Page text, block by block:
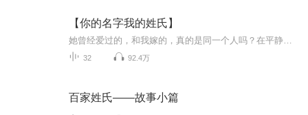
【你的名字我的姓氏】
32 92.4万
百家姓氏——故事小篇